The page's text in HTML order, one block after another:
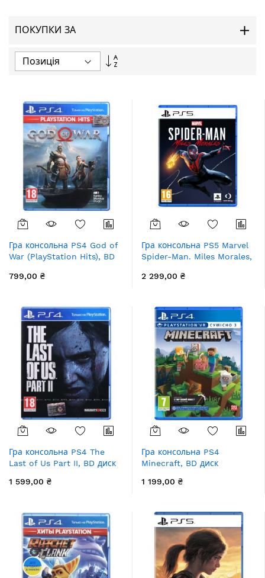
ПОКУПКИ ЗА
Сортувати
Гра консольна PS4 God of
War (PlayStation Hits), BD
799,00 ₴
Гра консольна PS5 Marvel
Spider-Man. Miles Morales,
2 299,00 ₴
Гра консольна PS4 The
Last of Us Part II, BD диск
1 599,00 ₴
Гра консольна PS4
Minecraft, BD диск
1 199,00 ₴